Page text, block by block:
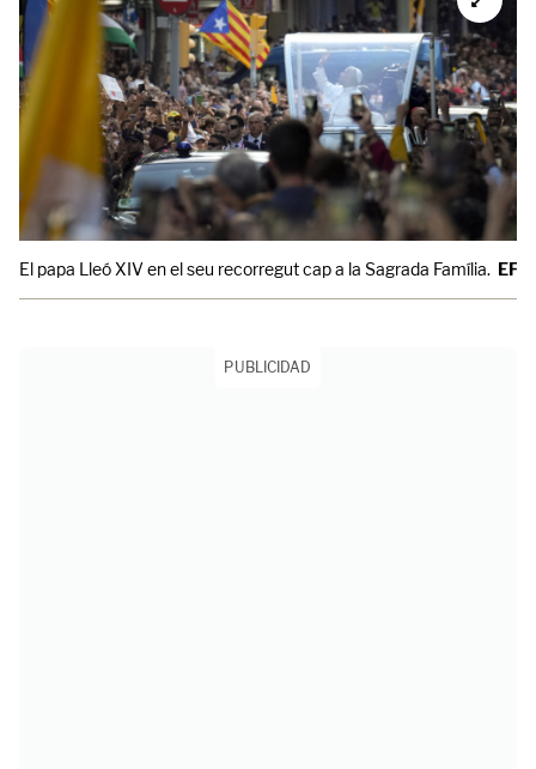
El papa Lleó XIV en el seu recorregut cap a la Sagrada Família.
PUBLICIDAD